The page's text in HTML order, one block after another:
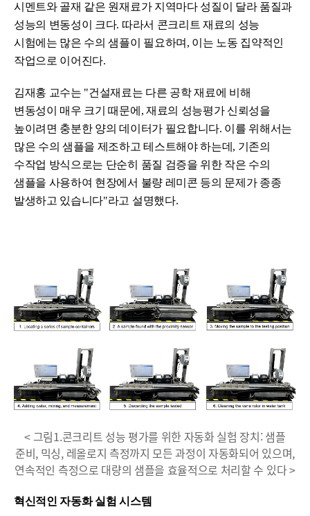
시멘트와 골재 같은 원재료가 지역마다 성질이 달라 품질과
성능의 변동성이 크다. 따라서 콘크리트 재료의 성능
시험에는 많은 수의 샘플이 필요하며, 이는 노동 집약적인
작업으로 이어진다.
김재홍 교수는 "건설재료는 다른 공학 재료에 비해
변동성이 매우 크기 때문에, 재료의 성능평가 신뢰성을
높이려면 충분한 양의 데이터가 필요합니다. 이를 위해서는
많은 수의 샘플을 제조하고 테스트해야 하는데, 기존의
수작업 방식으로는 단순히 품질 검증을 위한 작은 수의
샘플을 사용하여 현장에서 불량 레미콘 등의 문제가 종종
발생하고 있습니다"라고 설명했다.
< 그림1.콘크리트 성능 평가를 위한 자동화 실험 장치: 샘플
준비, 믹싱, 레올로지 측정까지 모든 과정이 자동화되어 있으며,
연속적인 측정으로 대량의 샘플을 효율적으로 처리할 수 있다 >
혁신적인 자동화 실험 시스템